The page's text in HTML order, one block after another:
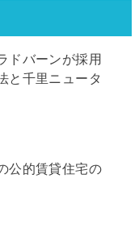
ドバーンが採用
と千里ニュータ
公的賃貸住宅の